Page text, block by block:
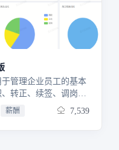
管理企业员工的基本
转正、续签、调岗、
息，可以精准的掌握员
薪酬 7,539